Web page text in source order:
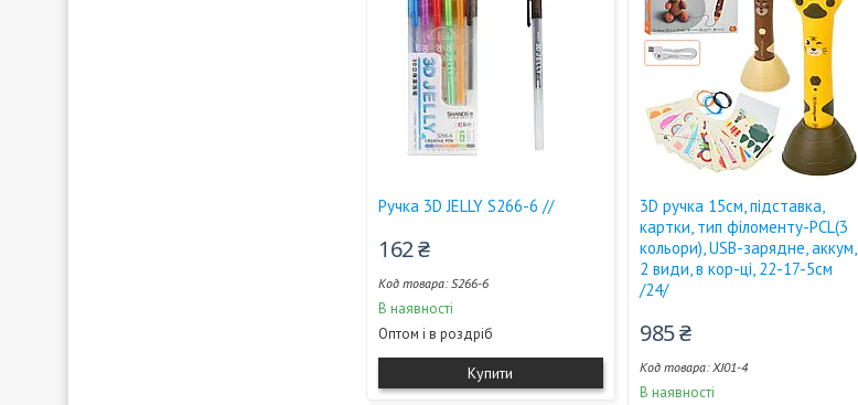
Ручка 3D JELLY S266-6 //
162 ₴
S266-6
В наявності
Оптом і в роздріб
Купити
3D ручка 15см, підставка,
картки, тип філоменту-PCL(3
кольори), USB-зарядне, аккум,
2 види, в кор-ці, 22-17-5см
/24/
985 ₴
XJ01-4
В наявності